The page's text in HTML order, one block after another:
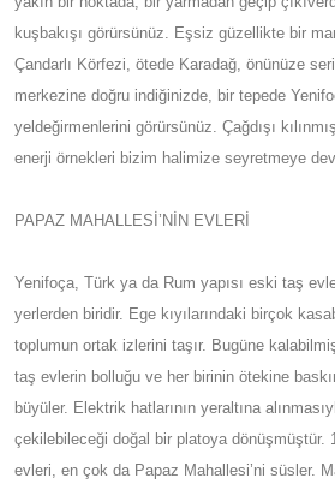
kuşbakışı görürsünüz. Eşsiz güzellikte bir
Çandarlı Körfezi, ötede Karadağ, önünüze
merkezine doğru indiğinizde, bir tepede
yeldeğirmenlerini görürsünüz. Çağdışı
enerji örnekleri bizim halimize seyretmeye
PAPAZ MAHALLESİ’NİN EVLERİ
Yenifoça, Türk ya da Rum yapısı eski taş
yerlerden biridir. Ege kıyılarındaki birçok
toplumun ortak izlerini taşır. Bugüne
taş evlerin bolluğu ve her birinin ötekine
büyüler. Elektrik hatlarının yeraltına
çekilebileceği doğal bir platoya dönüşmüştür.
evleri, en çok da Papaz Mahallesi’ni süsler.